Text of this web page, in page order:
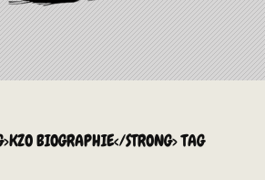
BIOGRAPHIE</STRONG> TAG